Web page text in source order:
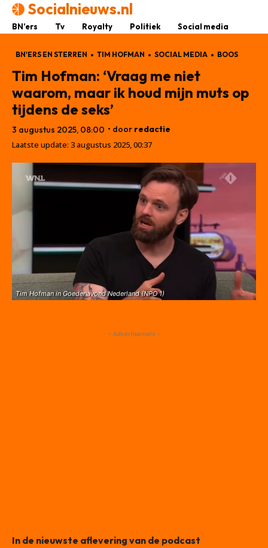
Socialnieuws.nl
BN’ers Tv Royalty Politiek Social media
BN'ERS EN STERREN TIM HOFMAN SOCIAL MEDIA BOOS
Tim Hofman: ‘Vraag me niet
waarom, maar ik houd mijn muts op
tijdens de seks’
3 augustus 2025, 08:00 • door redactie
Laatste update: 3 augustus 2025, 00:37
Tim Hofman in Goedenavond Nederland (NPO 1)
- Advertisement -
In de nieuwste aflevering van de podcast